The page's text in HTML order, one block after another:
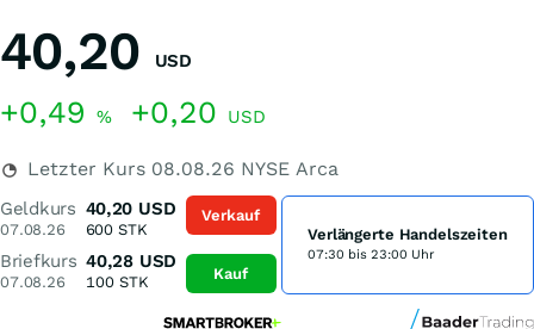
40,20 USD
+0,49 % +0,20 USD
Letzter Kurs 08.08.26 NYSE Arca
Geldkurs
07.08.26
40,20 USD
600 STK
Briefkurs
07.08.26
40,28 USD
100STK
Verkauf
Kauf
Verlängerte Handelszeiten
07:30 bis 23:00 Uhr